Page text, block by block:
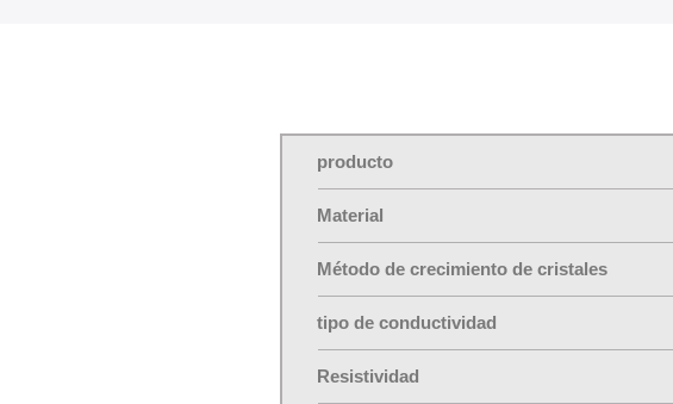
producto
Material
Método de crecimiento de cristales
tipo de conductividad
Resistividad